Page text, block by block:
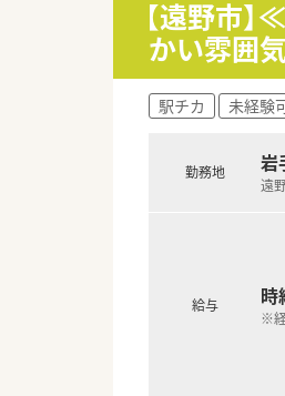
外観
地域
＜
●コ
●オ
東
地
多
ま
【遠野市
かい雰囲
駅チカ 未経験
勤務地 岩
遠
給与 時
※